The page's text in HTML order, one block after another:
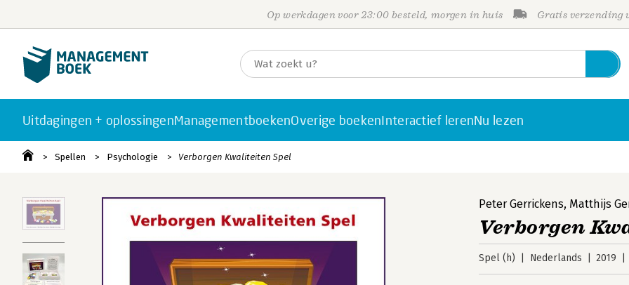
Op werkdagen voor 23:00 besteld, morgen in huis Gratis verzending
Uitdagingen + oplossingenManagementboekenOverige boekenInteractief lerenNu lezen
Spellen Psychologie Verborgen Kwaliteiten Spel
Peter Gerrickens, Matthijs
Verborgen
Spel (h) Nederlands 2019